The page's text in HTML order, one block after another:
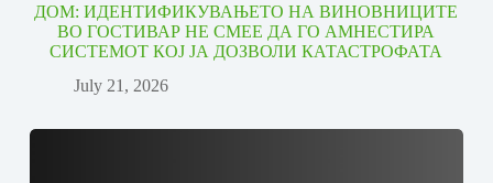
ДОМ: ИДЕНТИФИКУВАЊЕТО НА ВИНОВНИЦИТЕ
ВО ГОСТИВАР НЕ СМЕЕ ДА ГО АМНЕСТИРА
СИСТЕМОТ КОЈ ЈА ДОЗВОЛИ КАТАСТРОФАТА
July 21, 2026